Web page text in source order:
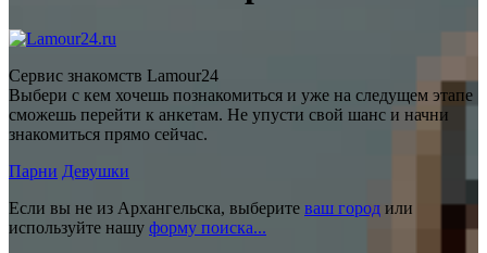
Сервис знакомств Lamour24
Выбери с кем хочешь познакомиться и уже на следущем этапе
сможешь перейти к анкетам. Не упусти свой шанс и начни
знакомиться прямо сейчас.
Парни Девушки
Если вы не из Архангельска, выберите ваш город или
используйте нашу форму поиска...